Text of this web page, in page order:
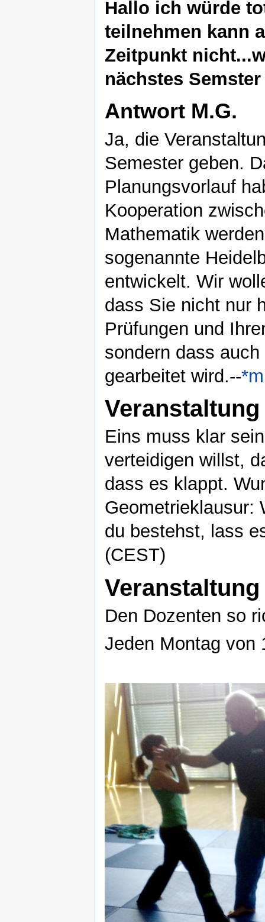
Hallo ich würde
teilnehmen kann
Zeitpunkt
nächstes
Antwort M.G.
Ja, die
Semester geben.
Planungsvorlauf
Kooperation
Mathematik
sogenannte
entwickelt. Wir
dass Sie nicht nur
Prüfungen und
sondern dass
gearbeitet wird.--
Eins muss klar
verteidigen willst,
dass es klappt.
Geometrieklausur:
du bestehst, lass
(CEST)
Den Dozenten so
Jeden Montag von